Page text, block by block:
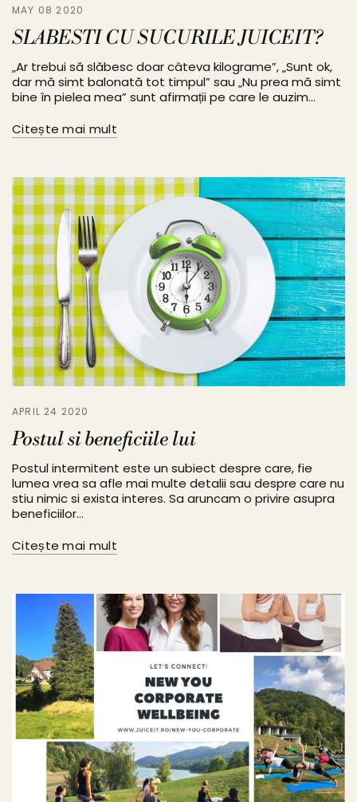
MAY 08 2020
SLABESTI CU SUCURILE JUICEIT?
„Ar trebui să slăbesc doar câteva kilograme”, „Sunt ok,
dar mă simt balonată tot timpul” sau „Nu prea mă simt
bine în pielea mea” sunt afirmații pe care le auzim...
Citește mai mult
APRIL 24 2020
Postul si beneficiile lui
Postul intermitent este un subiect despre care, fie
lumea vrea sa afle mai multe detalii sau despre care nu
stiu nimic si exista interes. Sa aruncam o privire asupra
beneficiilor...
Citește mai mult